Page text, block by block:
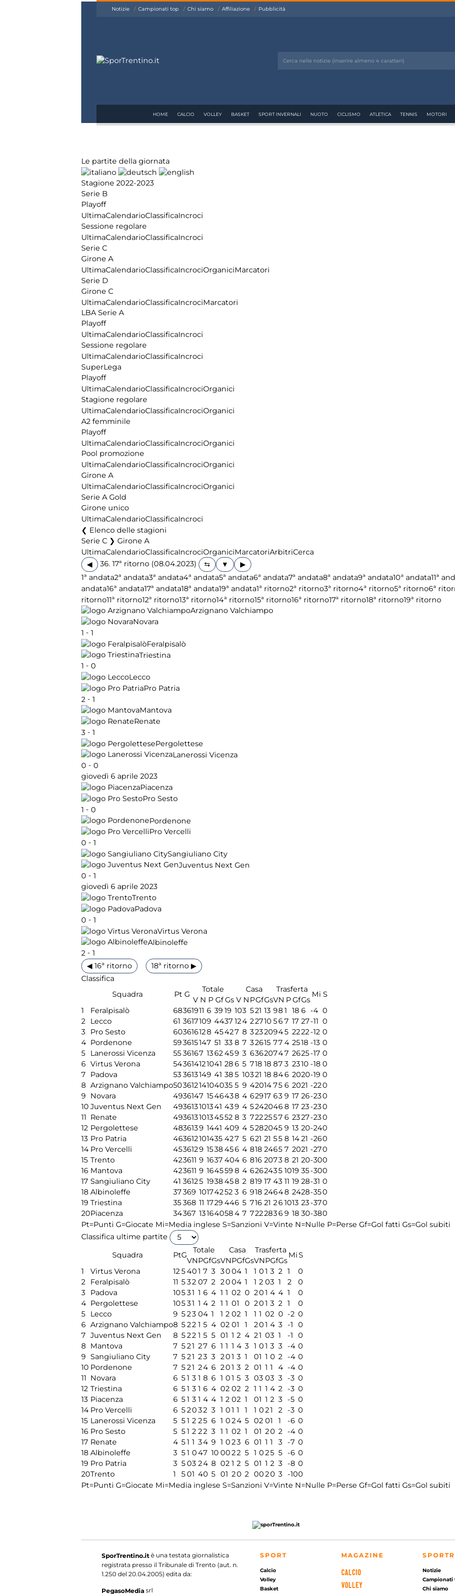
Notizie Campionati top Chi siamo Affiliazione Pubblicità
HOME CALCIO VOLLEY BASKET SPORT INVERNALI NUOTO CICLISMO ATLETICA TENNIS MOTORI
Le partite della giornata
Stagione 2022-2023
Serie B
Playoff
UltimaCalendarioClassificaIncroci
Sessione regolare
UltimaCalendarioClassificaIncroci
Serie C
Girone A
UltimaCalendarioClassificaIncrociOrganiciMarcatori
Serie D
Girone C
UltimaCalendarioClassificaIncrociMarcatori
LBA Serie A
Playoff
UltimaCalendarioClassificaIncroci
Sessione regolare
UltimaCalendarioClassificaIncroci
SuperLega
Playoff
UltimaCalendarioClassificaIncrociOrganici
Stagione regolare
UltimaCalendarioClassificaIncrociOrganici
A2 femminile
Playoff
UltimaCalendarioClassificaIncrociOrganici
Pool promozione
UltimaCalendarioClassificaIncrociOrganici
Girone A
UltimaCalendarioClassificaIncrociOrganici
Serie A Gold
Girone unico
UltimaCalendarioClassificaIncroci
Elenco delle stagioni
Serie C ❯ Girone A
UltimaCalendarioClassificaIncrociOrganiciMarcatoriArbitriCerca
◀
36. 17ª ritorno (08.04.2023)
▶
1ª andata2ª andata3ª andata4ª andata5ª andata6ª andata7ª andata8ª andata9ª andata10ª andata11ª
andata16ª andata17ª andata18ª andata19ª andata1ª ritorno2ª ritorno3ª ritorno4ª ritorno5ª ritorno6ª
ritorno11ª ritorno12ª ritorno13ª ritorno14ª ritorno15ª ritorno16ª ritorno17ª ritorno18ª ritorno19ª ritorno
Arzignano Valchiampo
Novara
1 - 1
Feralpisalò
Triestina
1 - 0
Lecco
Pro Patria
2 - 1
Mantova
Renate
3 - 1
Pergolettese
Lanerossi Vicenza
0 - 0
giovedì 6 aprile 2023
Piacenza
Pro Sesto
1 - 0
Pordenone
Pro Vercelli
0 - 1
Sangiuliano City
Juventus Next Gen
0 - 1
giovedì 6 aprile 2023
Trento
Padova
0 - 1
Virtus Verona
Albinoleffe
2 - 1
◀ 16ª ritorno
18ª ritorno ▶
Classifica
Squadra
Pt G
Totale Casa Trasferta
Mi S
V N P GfGs V N PGfGsVN PGfGs
1
Feralpisalò 68361911 6 39 19 103 521 13 981 18 6 -4 0
2
Lecco 61 3617109 4437 124 22710 567 17 27-11 0
3
Pro Sesto 603616128 45427 8 32320945 2222-12 0
4 Pordenone 593615147 51 33 8 7 32615 77 4 2518 -13 0
5
Lanerossi Vicenza 5536167 1362459 3 63620747 2625-17 0
6 Virtus Verona 543614121041 286 5 718 18 87 3 2310 -18 0
7
Padova 533613149 41 385 10321 18 846 2020-19 0
8 Arzignano Valchiampo50361214104035 5 9 4201475 6 2021 -220
9
Novara 4936147 1546438 4 62917 63 9 17 26-230
10 Juventus Next Gen 493613101341 439 4 52420468 17 23-230
11 Renate 49361310134552 8 3 7222557 6 2327-230
12 Pergolettese 4836139 1441 409 4 5282045 9 13 20-240
13 Pro Patria 463612101435 427 5 621 21 55 8 1421 -260
14 Pro Vercelli 4536129 1538456 4 818 2465 7 2021 -270
15 Trento 423611 9 1637 404 6 816 2073 8 21 20-300
16 Mantova 423611 9 164559 8 4 6262435 1019 35-300
17 Sangiuliano City 41 36125 1938458 2 819 17 43 11 19 28-31 0
18 Albinoleffe 37369 10174252 3 6 918 24648 2428-350
19 Triestina 35368 11 1729 446 5 716 21 261013 23-370
20Piacenza 34367 131640584 7 72228369 18 30-380
Pt=Punti G=Giocate Mi=Media inglese S=Sanzioni V=Vinte N=Nulle P=Perse Gf=Gol fatti Gs=Gol subiti
Classifica ultime partite
Squadra
PtG
Totale Casa Trasferta
MiS
VNPGfGsVNPGfGsVNPGfGs
1
Virtus Verona 125401 7 3 3004 1 1 01 3 2 1
0
2
Feralpisalò 11 532 07 2 2004 1 1 2 03 1 2
0
3
Padova 10531 1 6 4 1 1 02 0 201 4 4 1
0
4 Pergolettese 10531 1 4 2 1 1 01 0 201 3 2 1
0
5
Lecco 9 523 04 1 1 2 02 1 1 1 02 0 -2 0
6 Arzignano Valchiampo8 522 1 5 4 02 01 1 201 4 3 -1
0
7 Juventus Next Gen 8 522 1 5 5 01 1 2 4 21 03 1 -1
0
8 Mantova 7 521 27 6 1 1 1 4 3 1 01 3 3 -4 0
9 Sangiuliano City 7 521 23 3 201 3 1 01 1 0 2 -4 0
10 Pordenone 7 521 24 6 201 3 2 01 1 1 4 -4 0
11 Novara 6 51 3 1 8 6 1 01 5 3 03 03 3 -3 0
12 Triestina 6 51 3 1 6 4 02 02 2 1 1 1 4 2 -3 0
13 Piacenza 6 51 3 1 4 4 1 2 02 1 01 1 2 3 -5 0
14 Pro Vercelli 6 52032 3 1 01 1 1 1 021 2 -3 0
15 Lanerossi Vicenza 5 51 2 25 6 1 024 5 02 01 1 -6 0
16 Pro Sesto 5 51 2 22 3 1 1 02 1 01 20 2 -4 0
17 Renate 4 51 1 34 9 1 023 6 01 1 1 3 -7 0
18 Albinoleffe 3 51 047 10 0022 5 1 025 5 -6 0
19 Pro Patria 3 503 24 8 02 1 2 5 01 1 2 3 -8 0
20Trento 1 501 40 5 01 20 2 0020 3 -100
Pt=Punti G=Giocate Mi=Media inglese S=Sanzioni V=Vinte N=Nulle P=Perse Gf=Gol fatti Gs=Gol subiti
SporTrentino.it è una testata giornalistica
registrata presso il Tribunale di Trento (aut. n.
1.250 del 20.04.2005) edita da:
PegasoMedia srl
SPORT
Calcio
Volley
Basket
MAGAZINE
CALCIO
VOLLEY
Notizie
Campionati
Chi siamo